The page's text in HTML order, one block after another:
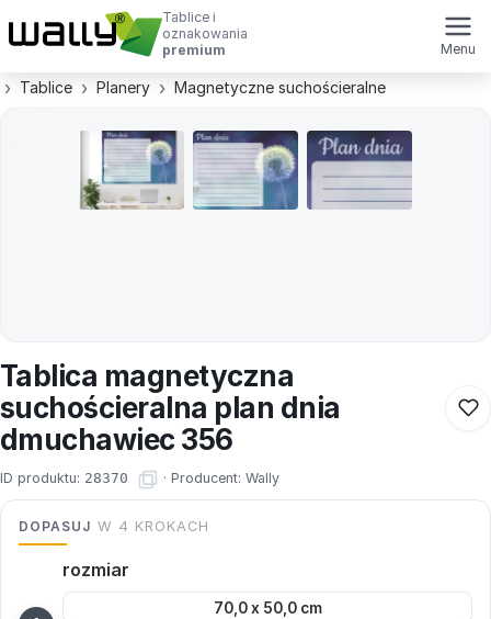
Tablice i
oznakowania
premium
Menu
Tablice Planery Magnetyczne suchościeralne
Tablica magnetyczna
suchościeralna plan dnia
dmuchawiec 356
ID produktu: 28370 · Producent: Wally
DOPASUJ W 4 KROKACH
rozmiar
70,0 x 50,0 cm